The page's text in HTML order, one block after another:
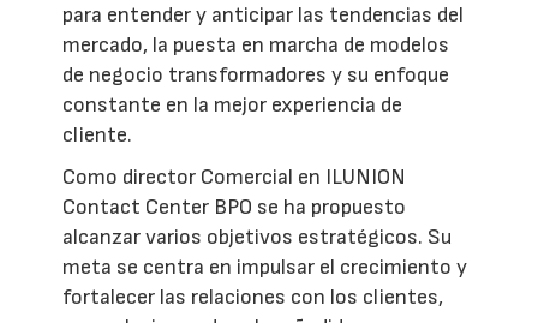
para entender y anticipar las tendencias del
mercado, la puesta en marcha de modelos
de negocio transformadores y su enfoque
constante en la mejor experiencia de
cliente.
Como director Comercial en ILUNION
Contact Center BPO se ha propuesto
alcanzar varios objetivos estratégicos. Su
meta se centra en impulsar el crecimiento y
fortalecer las relaciones con los clientes,